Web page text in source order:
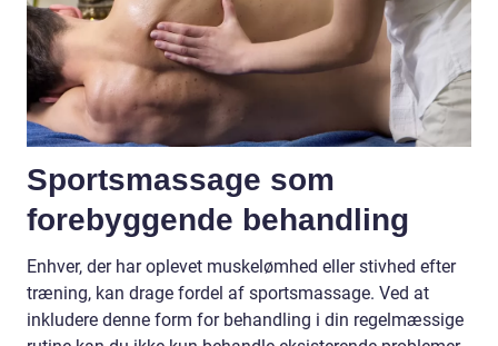
Sportsmassage som
forebyggende behandling
Enhver, der har oplevet muskelømhed eller stivhed efter
træning, kan drage fordel af sportsmassage. Ved at
inkludere denne form for behandling i din regelmæssige